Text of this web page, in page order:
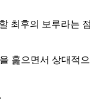
최후의 보루라는
훑으면서 상대적으